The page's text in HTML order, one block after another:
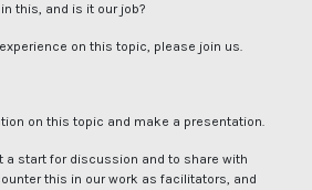
this, and is it our job?
on this topic, please join us.
on this topic and make a presentation.
a start for discussion and to share with
this in our work as facilitators, and